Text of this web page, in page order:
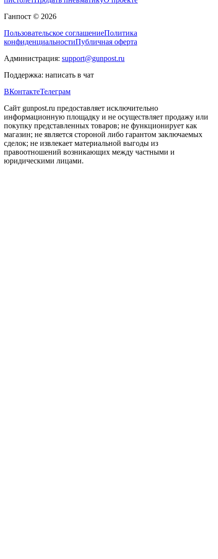
Ганпост © 2026
Пользовательское соглашениеПолитика
конфиденциальностиПубличная оферта
Администрация: support@gunpost.ru
Поддержка: написать в чат
ВКонтактеТелеграм
Сайт gunpost.ru предоставляет исключительно
информационную площадку и не осуществляет продажу или
покупку представленных товаров; не функционирует как
магазин; не является стороной либо гарантом заключаемых
сделок; не извлекает материальной выгоды из
правоотношений возникающих между частными и
юридическими лицами.